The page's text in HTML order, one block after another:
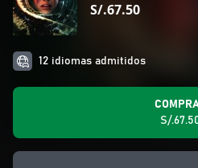
S/.67.50
12 idiomas admitidos
S/